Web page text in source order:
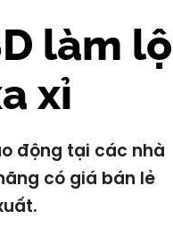
làm lộ
xỉ
động tại các nhà
có giá bán lẻ